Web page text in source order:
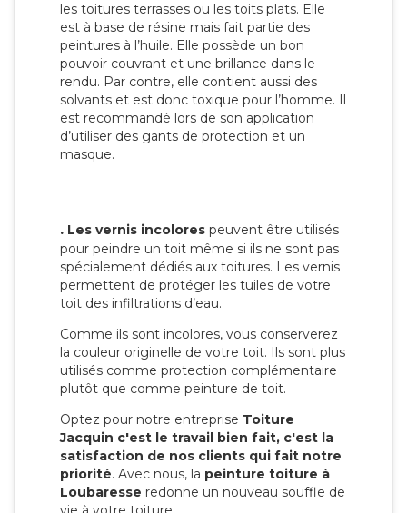
les toitures terrasses ou les toits plats. Elle
est à base de résine mais fait partie des
peintures à l’huile. Elle possède un bon
pouvoir couvrant et une brillance dans le
rendu. Par contre, elle contient aussi des
solvants et est donc toxique pour l’homme. Il
est recommandé lors de son application
d’utiliser des gants de protection et un
masque.
. Les vernis incolores peuvent être utilisés
pour peindre un toit même si ils ne sont pas
spécialement dédiés aux toitures. Les vernis
permettent de protéger les tuiles de votre
toit des infiltrations d’eau.
Comme ils sont incolores, vous conserverez
la couleur originelle de votre toit. Ils sont plus
utilisés comme protection complémentaire
plutôt que comme peinture de toit.
Optez pour notre entreprise Toiture
Jacquin c'est le travail bien fait, c'est la
satisfaction de nos clients qui fait notre
priorité. Avec nous, la peinture toiture à
Loubaresse redonne un nouveau souffle de